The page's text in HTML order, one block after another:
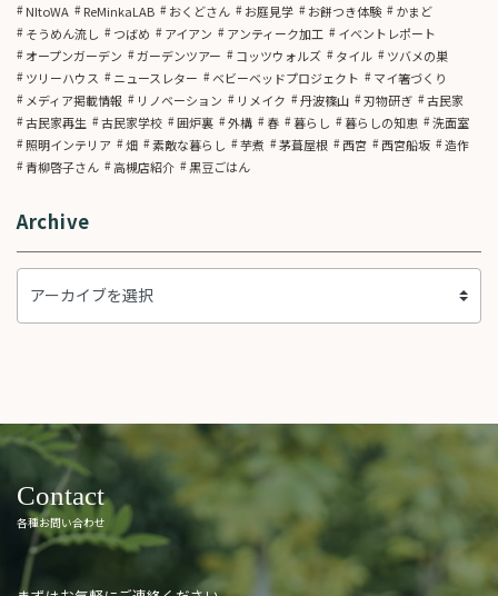
NItoWA ReMinkaLAB おくどさん お庭見学 お餅つき体験
かまど
そうめん流し
つばめ アイアン アンティーク加工
イベントレポート
オープンガーデン
ガーデンツアー コッツウォルズ タイル
ツバメの巣
ツリーハウス
ニュースレター ベビーベッドプロジェクト
マイ箸づくり
メディア掲載情報
リノベーション リメイク 丹波篠山 刃物研ぎ
古民家
古民家再生
古民家学校 囲炉裏 外構 春 暮らし 暮らしの知恵
洗面室
照明インテリア
畑 素敵な暮らし 芋煮 茅葺屋根 西宮 西宮船坂
造作
青柳啓子さん
高槻店紹介 黒豆ごはん
Archive
Contact
各種お問い合わせ